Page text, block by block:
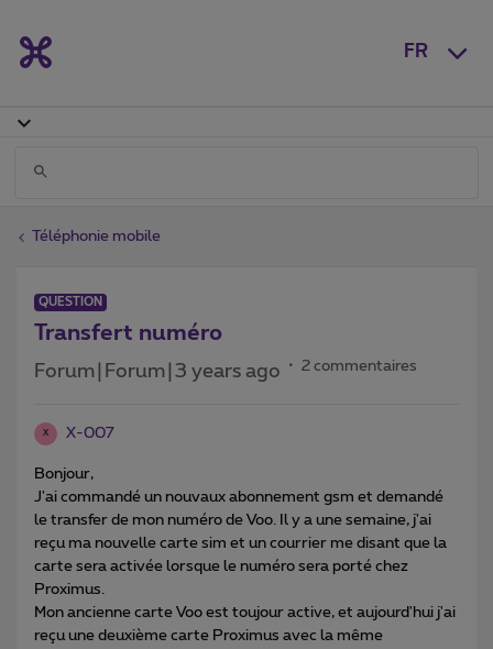
FR
Téléphonie mobile
QUESTION
Transfert numéro
Forum|Forum|3 years ago 2 commentaires
X X-007
Bonjour,
J'ai commandé un nouvaux abonnement gsm et demandé
le transfer de mon numéro de Voo. Il y a une semaine, j'ai
reçu ma nouvelle carte sim et un courrier me disant que la
carte sera activée lorsque le numéro sera porté chez
Proximus.
Mon ancienne carte Voo est toujour active, et aujourd'hui j'ai
reçu une deuxième carte Proximus avec la même